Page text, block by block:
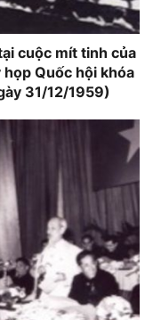
cuộc mít tinh của
họp Quốc hội khóa
31/12/1959)